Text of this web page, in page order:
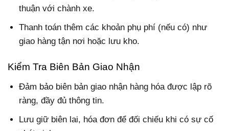
thuận với chành xe.
Thanh toán thêm các khoản phụ phí (nếu có) như
giao hàng tận nơi hoặc lưu kho.
Kiểm Tra Biên Bản Giao Nhận
Đảm bảo biên bản giao nhận hàng hóa được lập rõ
ràng, đầy đủ thông tin.
Lưu giữ biên lai, hóa đơn để đối chiếu khi có sự cố